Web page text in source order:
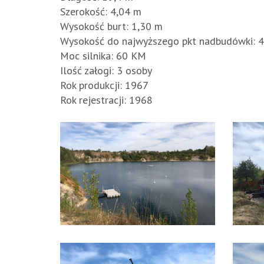
Szerokość: 4,04 m
Wysokość burt: 1,30 m
Wysokość do najwyższego pkt nadbudówki:
Moc silnika: 60 KM
Ilość załogi: 3 osoby
Rok produkcji: 1967
Rok rejestracji: 1968